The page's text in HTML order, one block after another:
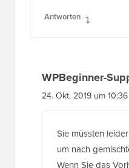
Antworten
WPBeginner-
24. Okt. 2019 um
Sie müssten
um nach
Wenn Sie das